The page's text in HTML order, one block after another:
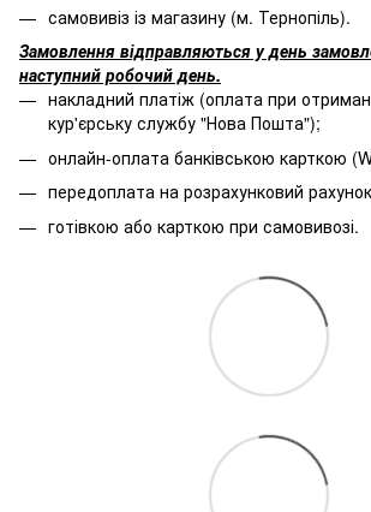
самовивіз із магазину (м. Тернопіль).
Замовлення відправляються у день
наступний робочий день.
накладний платіж (оплата при
кур'єрську службу "Нова Пошта");
онлайн-оплата банківською карткою
передоплата на розрахунковий
готівкою або карткою при самовивозі.